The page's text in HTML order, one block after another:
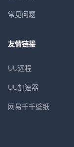
常见问题
友情链接
UU远程
UU加速器
网易千千壁纸